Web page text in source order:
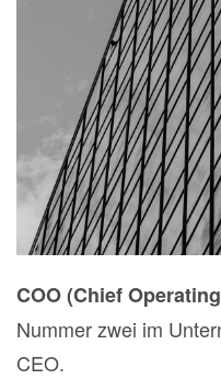
COO (Chief
Nummer zwei im
CEO.